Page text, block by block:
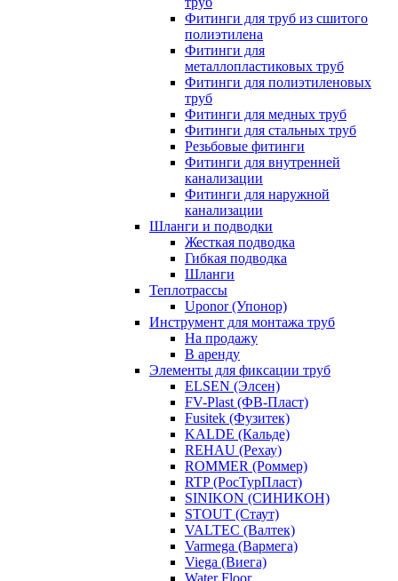
Фитинги для труб из сшитого
полиэтилена
Фитинги для
металлопластиковых труб
Фитинги для полиэтиленовых
труб
Фитинги для медных труб
Фитинги для стальных труб
Резьбовые фитинги
Фитинги для внутренней
канализации
Фитинги для наружной
канализации
Шланги и подводки
Жесткая подводка
Гибкая подводка
Шланги
Теплотрассы
Uponor (Упонор)
Инструмент для монтажа труб
На продажу
В аренду
Элементы для фиксации труб
ELSEN (Элсен)
FV-Plast (ФВ-Пласт)
Fusitek (Фузитек)
KALDE (Кальде)
REHAU (Рехау)
ROMMER (Роммер)
RTP (РосТурПласт)
SINIKON (СИНИКОН)
STOUT (Стаут)
VALTEC (Валтек)
Varmega (Вармега)
Viega (Виега)
Water Floor